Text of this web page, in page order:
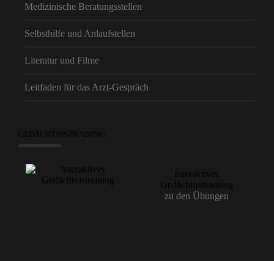
Medizinische Beratungsstellen
Selbsthilfe und Anlaufstellen
Literatur und Filme
Leitfaden für das Arzt-Gespräch
GEDÄCHTNISTRAINING
Interaktives
Gedächtnistraining
zu den Übungen